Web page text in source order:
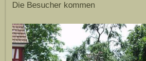
Die Besucher kommen